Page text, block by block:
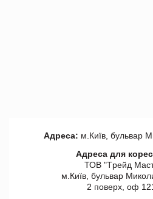
Адреса: м.Київ, бульвар
Адреса для
ТОВ "Tрейд
м.Київ, бульвар
2 поверх, оф